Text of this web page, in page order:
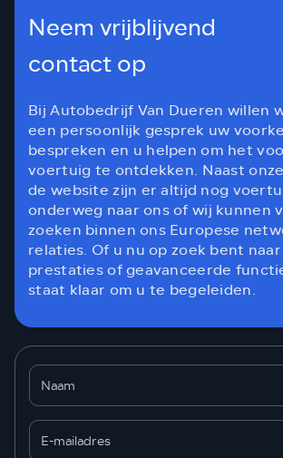
Neem vrijblijvend
contact op
Bij Autobedrijf Van Dueren willen
een persoonlijk gesprek uw
bespreken en u helpen om het
voertuig te ontdekken. Naast
de website zijn er altijd nog
onderweg naar ons of wij kunnen
zoeken binnen ons Europese
relaties. Of u nu op zoek bent
prestaties of geavanceerde
staat klaar om u te begeleiden.